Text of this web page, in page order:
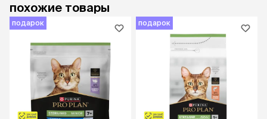
похожие товары
подарок подарок